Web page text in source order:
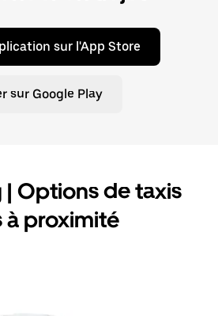
sur l'App Store
sur Google Play
Options de taxis
à proximité